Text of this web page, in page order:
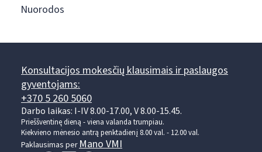
Nuorodos
Konsultacijos mokesčių klausimais ir paslaugos
gyventojams:
+370 5 260 5060
Darbo laikas: I-IV 8.00-17.00, V 8.00-15.45.
Prieššventinę dieną - viena valanda trumpiau.
Kiekvieno mėnesio antrą penktadienį 8.00 val. - 12.00 val.
Paklausimas perMano VMI